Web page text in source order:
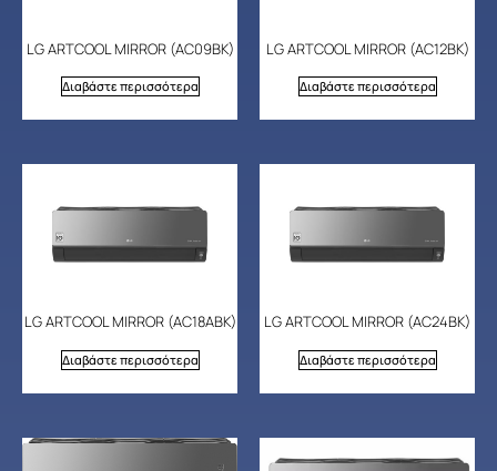
LG ARTCOOL MIRROR (AC09BK)
Διαβάστε περισσότερα
LG ARTCOOL MIRROR (AC12BK)
Διαβάστε περισσότερα
LG ARTCOOL MIRROR (AC18ABK)
Διαβάστε περισσότερα
LG ARTCOOL MIRROR (AC24BK)
Διαβάστε περισσότερα